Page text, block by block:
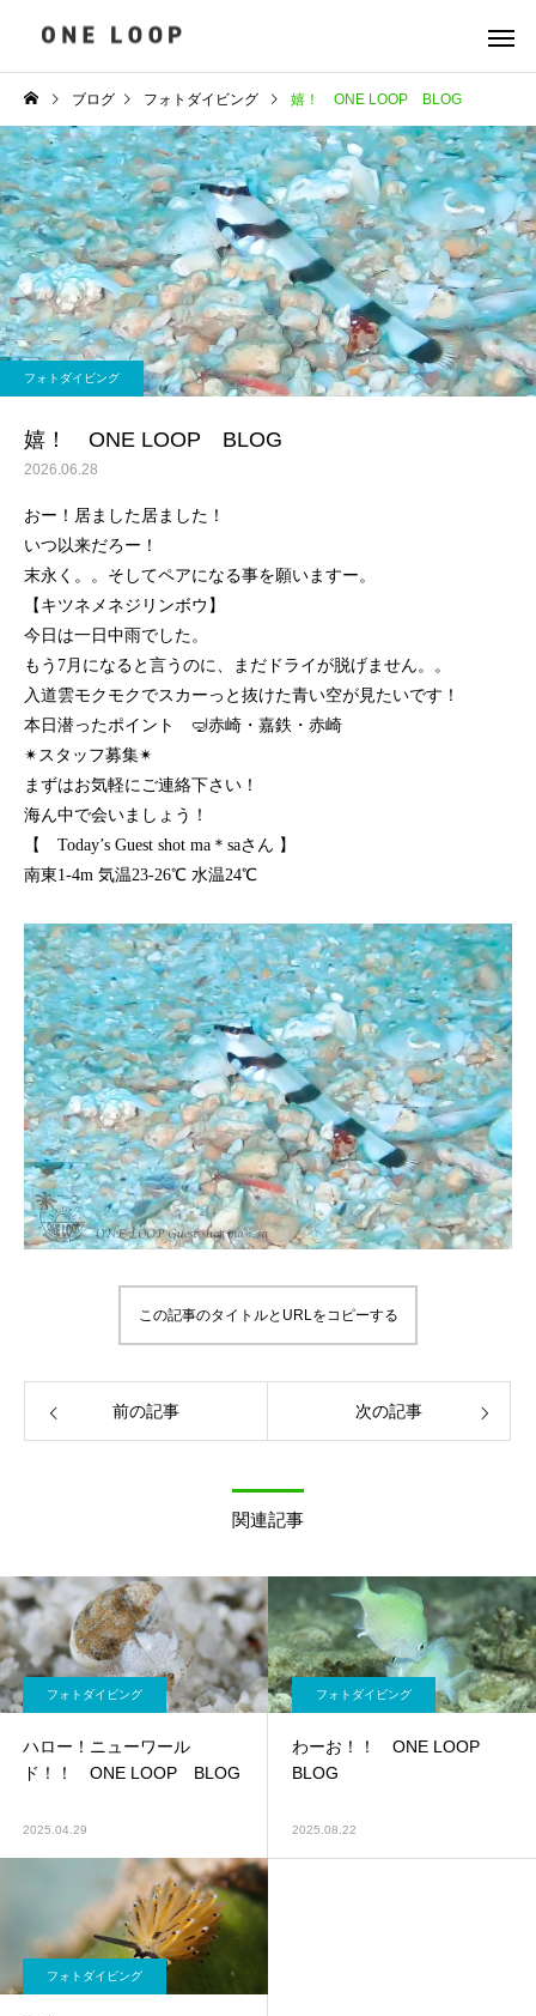
ブログ フォトダイビング 嬉！ ONE LOOP BLOG
フォトダイビング
嬉！ ONE LOOP BLOG
2026.06.28
おー！居ました居ました！
いつ以来だろー！
末永く。。そしてペアになる事を願いますー。
【キツネメネジリンボウ】
今日は一日中雨でした。
もう7月になると言うのに、まだドライが脱げません。。
入道雲モクモクでスカーっと抜けた青い空が見たいです！
本日潜ったポイント 🤿赤崎・嘉鉄・赤崎
✴︎スタッフ募集✴︎
まずはお気軽にご連絡下さい！
海ん中で会いましょう！
【 Today’s Guest shot ma＊saさん 】
南東1-4m 気温23-26℃ 水温24℃
この記事のタイトルとURLをコピーする
前の記事 次の記事
関連記事
フォトダイビング
ハロー！ニューワール
ド！！ ONE LOOP BLOG
2025.04.29
フォトダイビング
わーお！！ ONE LOOP
BLOG
2025.08.22
フォトダイビング